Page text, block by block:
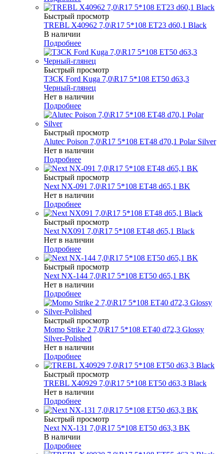
Быстрый просмотр
TREBL X40962 7,0\R17 5*108 ET23 d60,1 Black
В наличии
Подробнее
Быстрый просмотр
ТЗСК Ford Kuga 7,0\R17 5*108 ET50 d63,3
Черный-глянец
Нет в наличии
Подробнее
Быстрый просмотр
Alutec Poison 7,0\R17 5*108 ET48 d70,1 Polar Silver
Нет в наличии
Подробнее
Быстрый просмотр
Next NX-091 7,0\R17 5*108 ET48 d65,1 BK
Нет в наличии
Подробнее
Быстрый просмотр
Next NX091 7,0\R17 5*108 ET48 d65,1 Black
Нет в наличии
Подробнее
Быстрый просмотр
Next NX-144 7,0\R17 5*108 ET50 d65,1 BK
Нет в наличии
Подробнее
Быстрый просмотр
Momo Strike 2 7,0\R17 5*108 ET40 d72,3 Glossy
Silver-Polished
Нет в наличии
Подробнее
Быстрый просмотр
TREBL X40929 7,0\R17 5*108 ET50 d63,3 Black
Нет в наличии
Подробнее
Быстрый просмотр
Next NX-131 7,0\R17 5*108 ET50 d63,3 BK
В наличии
Подробнее